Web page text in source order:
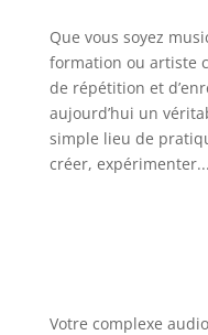
Que vous soyez
formation ou artiste
de répétition et
aujourd’hui un
simple lieu de
créer, expérimenter...
Votre complexe